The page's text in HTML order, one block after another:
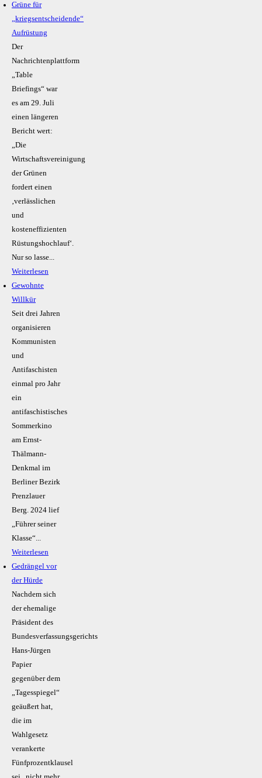
Grüne für
„kriegsentscheidende“
Aufrüstung
Der
Nachrichtenplattform
„Table
Briefings“ war
es am 29. Juli
einen längeren
Bericht wert:
„Die
Wirtschaftsvereinigung
der Grünen
fordert einen
‚verlässlichen
und
kosteneffizienten
Rüstungshochlauf‘.
Nur so lasse...
Weiterlesen
Gewohnte
Willkür
Seit drei Jahren
organisieren
Kommunisten
und
Antifaschisten
einmal pro Jahr
ein
antifaschistisches
Sommerkino
am Ernst-
Thälmann-
Denkmal im
Berliner Bezirk
Prenzlauer
Berg. 2024 lief
„Führer seiner
Klasse“...
Weiterlesen
Gedrängel vor
der Hürde
Nachdem sich
der ehemalige
Präsident des
Bundesverfassungsgerichts
Hans-Jürgen
Papier
gegenüber dem
„Tagesspiegel“
geäußert hat,
die im
Wahlgesetz
verankerte
Fünfprozentklausel